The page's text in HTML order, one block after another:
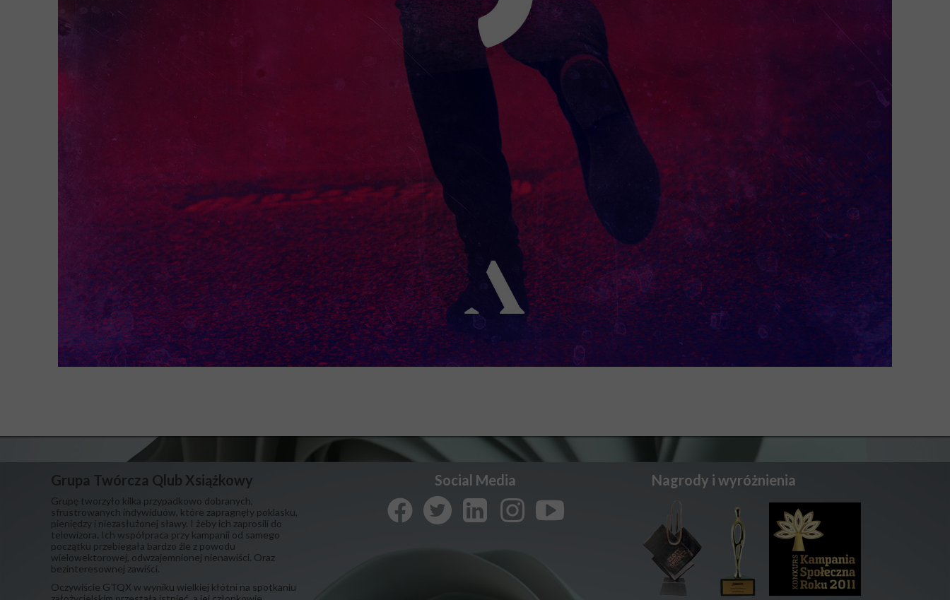
Grupa Twórcza Qlub Xsiążkowy
Grupę tworzyło kilka przypadkowo dobranych,
sfrustrowanych indywiduów, które zapragnęły poklasku,
pieniędzy i niezasłużonej sławy. I żeby ich zaprosili do
telewizora. Ich współpraca przy kampanii od samego
początku przebiegała bardzo źle z powodu
wielowektorowej, odwzajemnionej nienawiści. Oraz
bezinteresownej zawiści.
​Oczywiście GTQX w wyniku wielkiej kłótni na spotkaniu
Social Media Nagrody i wyróżnienia